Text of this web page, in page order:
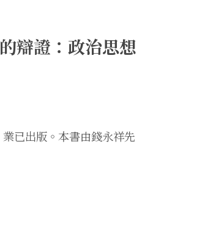
辯證：政治思想
已出版。本書由錢永祥先